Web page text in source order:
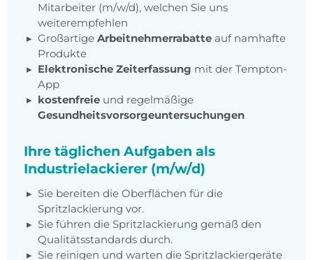
Mitarbeiter (m/w/d), welchen Sie uns
weiterempfehlen
Großartige Arbeitnehmerrabatte auf namhafte
Produkte
Elektronische Zeiterfassung mit der Tempton-
App
kostenfreie und regelmäßige
Gesundheitsvorsorgeuntersuchungen
Ihre täglichen Aufgaben als
Industrielackierer (m/w/d)
Sie bereiten die Oberflächen für die
Spritzlackierung vor.
Sie führen die Spritzlackierung gemäß den
Qualitätsstandards durch.
Sie reinigen und warten die Spritzlackiergeräte